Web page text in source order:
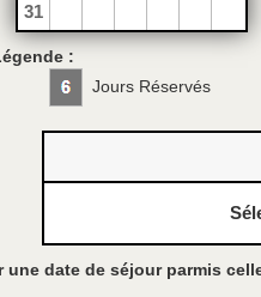
31
:
Jours Réservés
une date de séjour parmis